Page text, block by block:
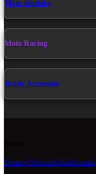
Moto doplnky
Moto Racing
Brzdy Accossato
DomovObchodKošíkKontakt